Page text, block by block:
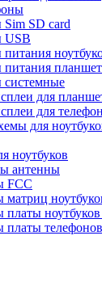
Sim SD card
USB
питания
системные
для
для
для
ноутбуков
антенны
FCC
ноутбуков